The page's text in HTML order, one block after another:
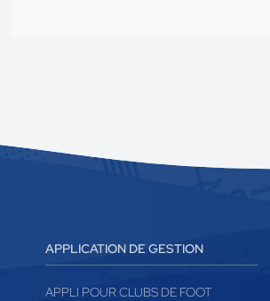
APPLICATION DE GESTION
APPLI POUR CLUBS DE FOOT